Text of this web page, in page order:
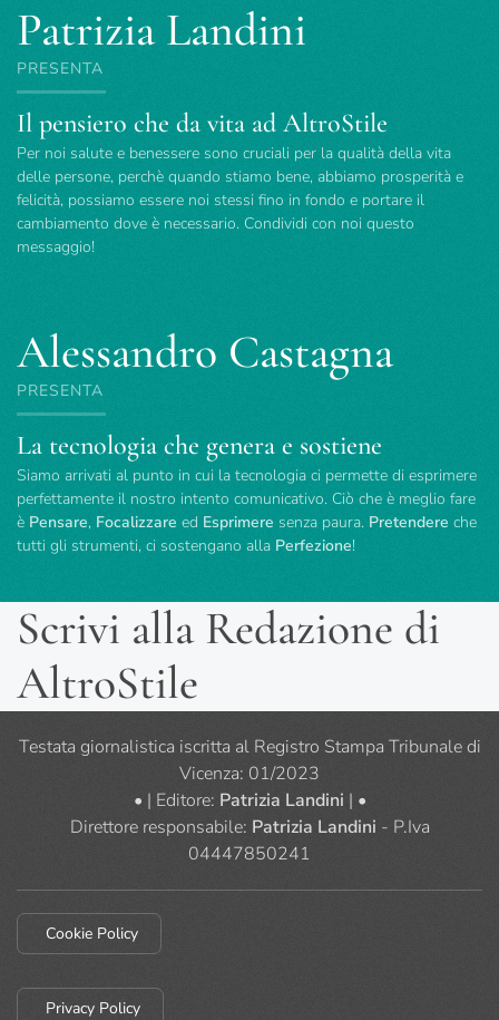
Patrizia Landini
PRESENTA
Il pensiero che da vita ad AltroStile
Per noi salute e benessere sono cruciali per la qualità della vita
delle persone, perchè quando stiamo bene, abbiamo prosperità e
felicità, possiamo essere noi stessi fino in fondo e portare il
cambiamento dove è necessario. Condividi con noi questo
messaggio!
Alessandro Castagna
PRESENTA
La tecnologia che genera e sostiene
Siamo arrivati al punto in cui la tecnologia ci permette di esprimere
perfettamente il nostro intento comunicativo. Ciò che è meglio fare
è Pensare, Focalizzare ed Esprimere senza paura. Pretendere che
tutti gli strumenti, ci sostengano alla Perfezione!
Scrivi alla Redazione di
AltroStile
Testata giornalistica iscritta al Registro Stampa Tribunale di
Vicenza: 01/2023
• | Editore: Patrizia Landini | •
Direttore responsabile: Patrizia Landini - P.Iva
04447850241
Cookie Policy
Privacy Policy